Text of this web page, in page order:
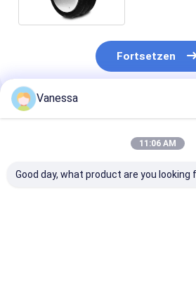
Fortsetzen
Empfohlene Produkte
Vanessa
11:06 AM
Good day, what product are you looking